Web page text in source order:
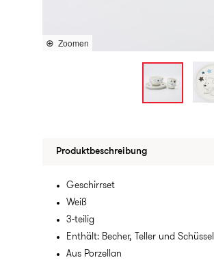
Zoomen
Produktbeschreibung
Geschirrset
Weiß
3-teilig
Enthält: Becher, Teller und Schüssel
Aus Porzellan